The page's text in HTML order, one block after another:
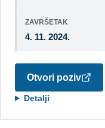
ZAVRŠETAK
4. 11. 2024.
Otvori poziv
Detalji